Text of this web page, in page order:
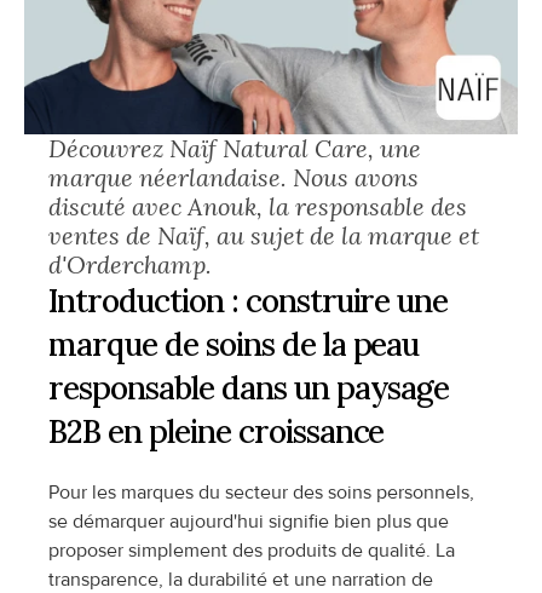
Découvrez Naïf Natural Care, une
marque néerlandaise. Nous avons
discuté avec Anouk, la responsable des
ventes de Naïf, au sujet de la marque et
d'Orderchamp.
Introduction : construire une
marque de soins de la peau
responsable dans un paysage
B2B en pleine croissance
Pour les marques du secteur des soins personnels,
se démarquer aujourd'hui signifie bien plus que
proposer simplement des produits de qualité. La
transparence, la durabilité et une narration de